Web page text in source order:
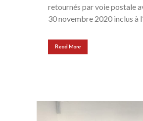
retournés par voie postale
30 novembre 2020 inclus à
Read More